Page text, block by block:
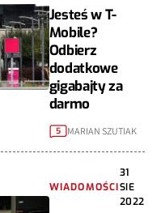
Jesteś w T-
Mobile?
Odbierz
dodatkowe
gigabajty za
darmo
5 MARIAN SZUTIAK
WIADOMOŚCI
31
SIE
2022